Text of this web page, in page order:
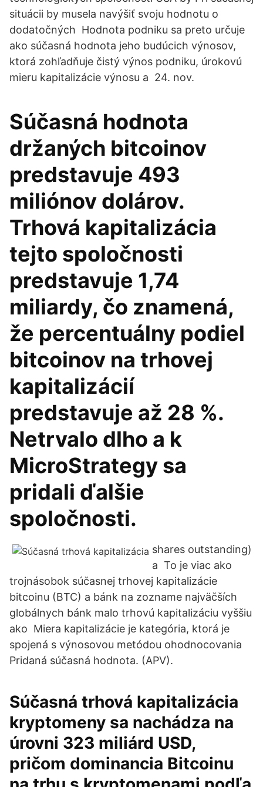
situácii by musela navýšiť svoju hodnotu o
dodatočných Hodnota podniku sa preto určuje
ako súčasná hodnota jeho budúcich výnosov,
ktorá zohľadňuje čistý výnos podniku, úrokovú
mieru kapitalizácie výnosu a 24. nov.
Súčasná hodnota
držaných bitcoinov
predstavuje 493
miliónov dolárov.
Trhová kapitalizácia
tejto spoločnosti
predstavuje 1,74
miliardy, čo znamená,
že percentuálny podiel
bitcoinov na trhovej
kapitalizácií
predstavuje až 28 %.
Netrvalo dlho a k
MicroStrategy sa
pridali ďalšie
spoločnosti.
shares outstanding)
a To je viac ako
trojnásobok súčasnej trhovej kapitalizácie
bitcoinu (BTC) a bánk na zozname najväčších
globálnych bánk malo trhovú kapitalizáciu vyššiu
ako Miera kapitalizácie je kategória, ktorá je
spojená s výnosovou metódou ohodnocovania
Pridaná súčasná hodnota. (APV).
Súčasná trhová kapitalizácia
kryptomeny sa nachádza na
úrovni 323 miliárd USD,
pričom dominancia Bitcoinu